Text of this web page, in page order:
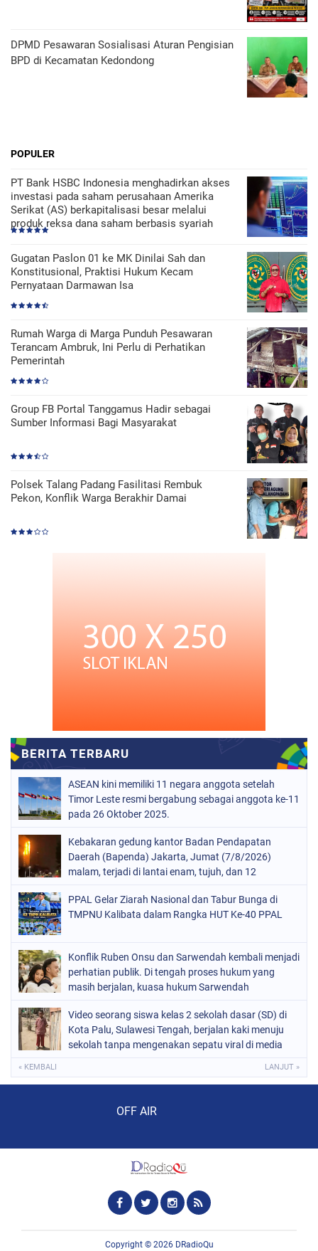
DPMD Pesawaran Sosialisasi Aturan Pengisian
BPD di Kecamatan Kedondong
POPULER
PT Bank HSBC Indonesia menghadirkan akses
investasi pada saham perusahaan Amerika
Serikat (AS) berkapitalisasi besar melalui
produk reksa dana saham berbasis syariah
Gugatan Paslon 01 ke MK Dinilai Sah dan
Konstitusional, Praktisi Hukum Kecam
Pernyataan Darmawan Isa
Rumah Warga di Marga Punduh Pesawaran
Terancam Ambruk, Ini Perlu di Perhatikan
Pemerintah
Group FB Portal Tanggamus Hadir sebagai
Sumber Informasi Bagi Masyarakat
Polsek Talang Padang Fasilitasi Rembuk
Pekon, Konflik Warga Berakhir Damai
ASEAN kini memiliki 11 negara anggota setelah
Timor Leste resmi bergabung sebagai anggota ke-11
pada 26 Oktober 2025.
Kebakaran gedung kantor Badan Pendapatan
Daerah (Bapenda) Jakarta, Jumat (7/8/2026)
malam, terjadi di lantai enam, tujuh, dan 12
PPAL Gelar Ziarah Nasional dan Tabur Bunga di
TMPNU Kalibata dalam Rangka HUT Ke-40 PPAL
Konflik Ruben Onsu dan Sarwendah kembali menjadi
perhatian publik. Di tengah proses hukum yang
masih berjalan, kuasa hukum Sarwendah
Video seorang siswa kelas 2 sekolah dasar (SD) di
Kota Palu, Sulawesi Tengah, berjalan kaki menuju
sekolah tanpa mengenakan sepatu viral di media
« KEMBALI LANJUT »
OFF AIR
Copyright © 2026 DRadioQu